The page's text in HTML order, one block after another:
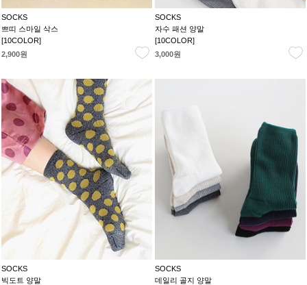
SOCKS
쁘띠 스마일 삭스
[10COLOR]
2,900원
SOCKS
자수 패션 양말
[10COLOR]
3,000원
SOCKS
빅도트 양말
SOCKS
데일리 골지 양말